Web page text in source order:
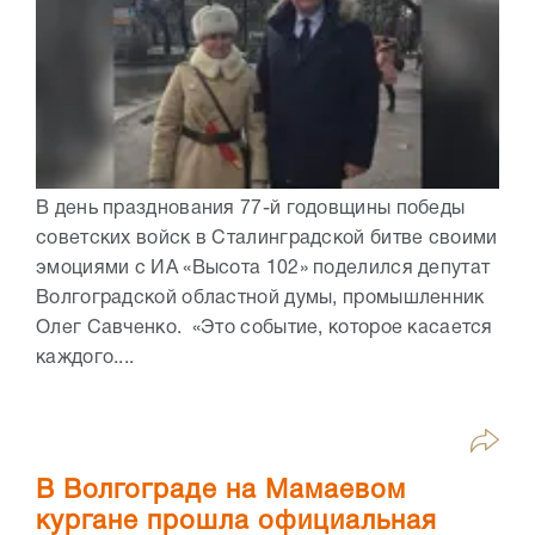
В день празднования 77-й годовщины победы
советских войск в Сталинградской битве своими
эмоциями с ИА «Высота 102» поделился депутат
Волгоградской областной думы, промышленник
Олег Савченко. «Это событие, которое касается
каждого....
В Волгограде на Мамаевом
кургане прошла официальная